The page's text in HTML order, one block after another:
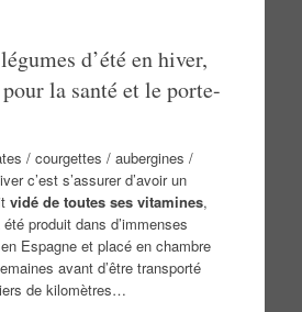
d’été en hiver,
la santé et le porte-
/ courgettes / aubergines /
c’est s’assurer d’avoir un
vidé de toutes ses vitamines,
produit dans d’immenses
Espagne et placé en chambre
avant d’être transporté
de kilomètres…